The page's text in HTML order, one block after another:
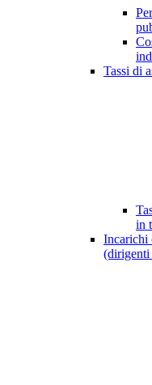
Tassi di
in
Incarichi
(dirigenti